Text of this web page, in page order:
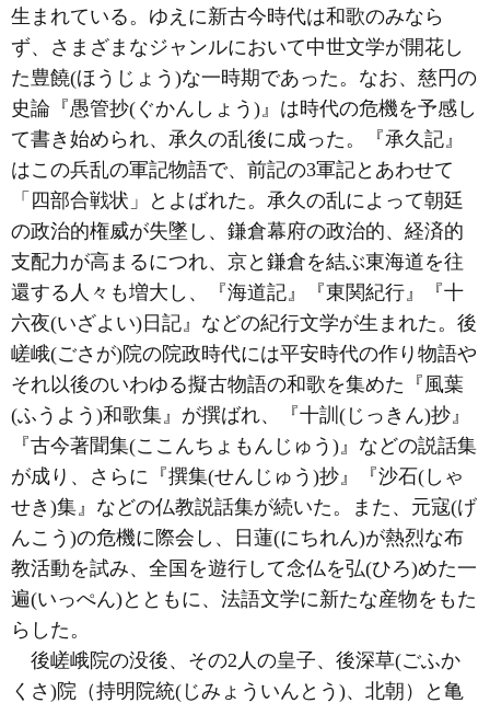
生まれている。ゆえに新古今時代は和歌のみなら
ず、さまざまなジャンルにおいて中世文学が開花し
た豊饒(ほうじょう)な一時期であった。なお、慈円の
史論『愚管抄(ぐかんしょう)』は時代の危機を予感し
て書き始められ、承久の乱後に成った。『承久記』
はこの兵乱の軍記物語で、前記の3軍記とあわせて
「四部合戦状」とよばれた。承久の乱によって朝廷
の政治的権威が失墜し、鎌倉幕府の政治的、経済的
支配力が高まるにつれ、京と鎌倉を結ぶ東海道を往
還する人々も増大し、『海道記』『東関紀行』『十
六夜(いざよい)日記』などの紀行文学が生まれた。後
嵯峨(ごさが)院の院政時代には平安時代の作り物語や
それ以後のいわゆる擬古物語の和歌を集めた『風葉
(ふうよう)和歌集』が撰ばれ、『十訓(じっきん)抄』
『古今著聞集(ここんちょもんじゅう)』などの説話集
が成り、さらに『撰集(せんじゅう)抄』『沙石(しゃ
せき)集』などの仏教説話集が続いた。また、元寇(げ
んこう)の危機に際会し、日蓮(にちれん)が熱烈な布
教活動を試み、全国を遊行して念仏を弘(ひろ)めた一
遍(いっぺん)とともに、法語文学に新たな産物をもた
らした。
後嵯峨院の没後、その2人の皇子、後深草(ごふか
くさ)院（持明院統(じみょういんとう)、北朝）と亀